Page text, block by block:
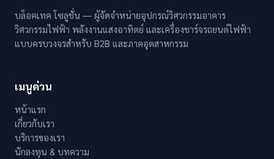
บล็อคเทค โซลูชั่น — ผู้จัดจำหน่ายอุปกรณ์วิศวกรรมอาคาร
วิศวกรรมไฟฟ้า พลังงานแสงอาทิตย์ และเครื่องชาร์จรถยนต์ไฟฟ้า
แบบครบวงจรสำหรับ B2B และภาคอุตสาหกรรม
เมนูด่วน
หน้าแรก
เกี่ยวกับเรา
บริการของเรา
นักลงทุน & บทความ